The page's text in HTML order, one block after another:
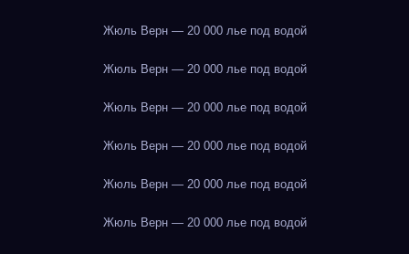
Жюль Верн — 20 000 лье под водой
Жюль Верн — 20 000 лье под водой
Жюль Верн — 20 000 лье под водой
Жюль Верн — 20 000 лье под водой
Жюль Верн — 20 000 лье под водой
Жюль Верн — 20 000 лье под водой